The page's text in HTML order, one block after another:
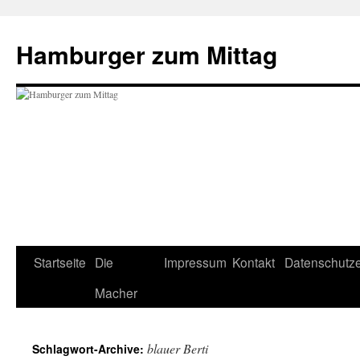
Hamburger zum Mittag
Zum
Startseite Die
Macher
Impressum Kontakt
Schlagwort-Archive: blauer Berti